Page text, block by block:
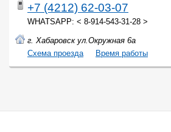
+7 (4212) 62-03-07
WHATSAPP: < 8-914-543-31-28 >
г. Хабаровск ул.Окружная 6а
Cхема проезда
Время работы